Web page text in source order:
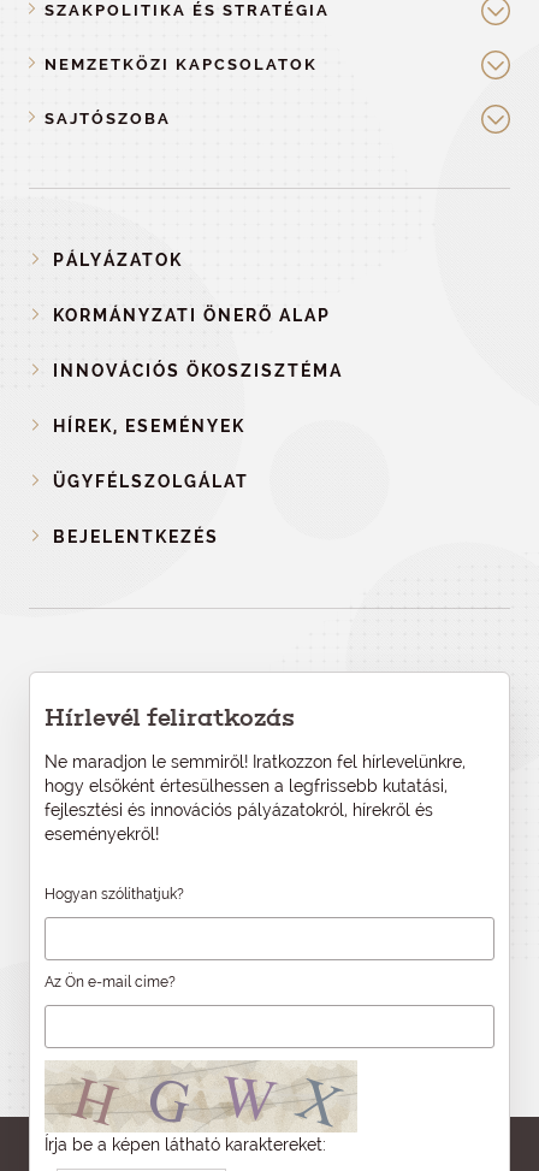
SZAKPOLITIKA ÉS STRATÉGIA
NEMZETKÖZI KAPCSOLATOK
SAJTÓSZOBA
PÁLYÁZATOK
KORMÁNYZATI ÖNERŐ ALAP
INNOVÁCIÓS ÖKOSZISZTÉMA
HÍREK, ESEMÉNYEK
ÜGYFÉLSZOLGÁLAT
BEJELENTKEZÉS
Hírlevél feliratkozás
Ne maradjon le semmiről! Iratkozzon fel hírlevelünkre,
hogy elsőként értesülhessen a legfrissebb kutatási,
fejlesztési és innovációs pályázatokról, hírekről és
eseményekről!
Hogyan szólíthatjuk?
Az Ön e-mail címe?
Írja be a képen látható karaktereket: